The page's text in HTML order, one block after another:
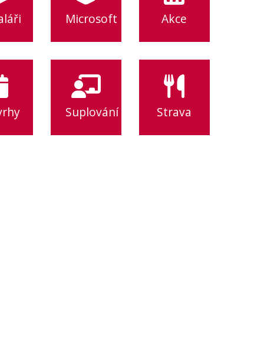
Microsoft Akce
Suplování Strava